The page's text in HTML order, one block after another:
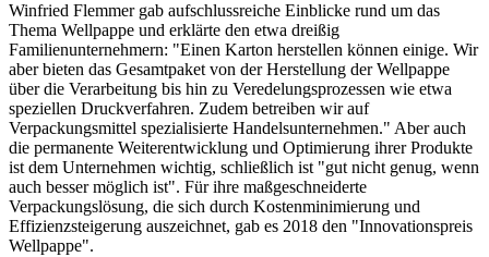
Winfried Flemmer gab aufschlussreiche Einblicke rund um das
Thema Wellpappe und erklärte den etwa dreißig
Familienunternehmern: "Einen Karton herstellen können einige. Wir
aber bieten das Gesamtpaket von der Herstellung der Wellpappe
über die Verarbeitung bis hin zu Veredelungsprozessen wie etwa
speziellen Druckverfahren. Zudem betreiben wir auf
Verpackungsmittel spezialisierte Handelsunternehmen." Aber auch
die permanente Weiterentwicklung und Optimierung ihrer Produkte
ist dem Unternehmen wichtig, schließlich ist "gut nicht genug, wenn
auch besser möglich ist". Für ihre maßgeschneiderte
Verpackungslösung, die sich durch Kostenminimierung und
Effizienzsteigerung auszeichnet, gab es 2018 den "Innovationspreis
Wellpappe".